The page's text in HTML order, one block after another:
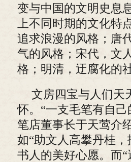
变与中国的文明史息
上不同时期的文化
追求浪漫的风格；唐
气的风格；宋代，文
格；明清，迂腐化的
文房四宝与人们天
怀。“一支毛笔有自
笔店董事长于天莺介
如“助文人高攀丹桂
书人的美好心愿。而